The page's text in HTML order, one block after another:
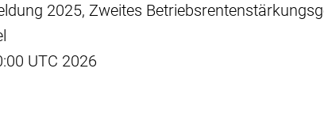
2025, Zweites
UTC 2026